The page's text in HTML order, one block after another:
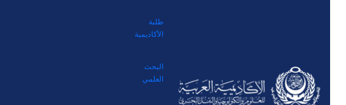
طلبة
الأكاديمية
البحث
العلمي